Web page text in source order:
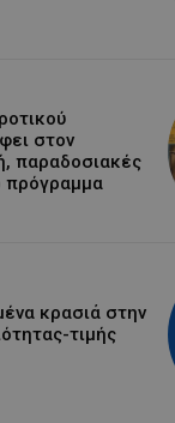
στον
παραδοσιακές
πρόγραμμα
κρασιά στην
τιμής